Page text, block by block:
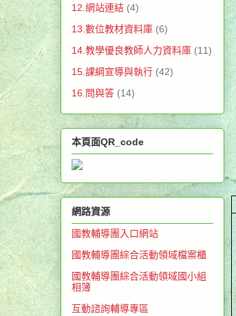
12.網站連結 (4)
13.數位教材資料庫 (6)
14.教學優良教師人力資料庫 (11)
15.課綱宣導與執行 (42)
16.問與答 (14)
本頁面QR_code
網路資源
國教輔導團入口網站
國教輔導團綜合活動領域檔案櫃
國教輔導團綜合活動領域國小組
相簿
互動諮詢輔導專區